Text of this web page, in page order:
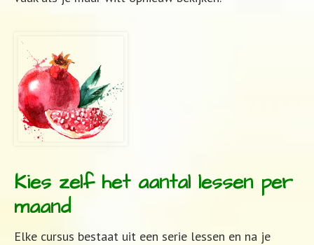
Kies zelf het aantal lessen per
maand
Elke cursus bestaat uit een serie lessen en na je